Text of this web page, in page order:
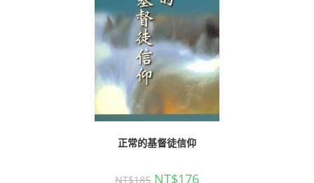
正常的基督徒信仰
NT$185 NT$176